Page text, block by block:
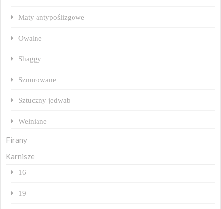
Maty antypoślizgowe
Owalne
Shaggy
Sznurowane
Sztuczny jedwab
Wełniane
Firany
Karnisze
16
19